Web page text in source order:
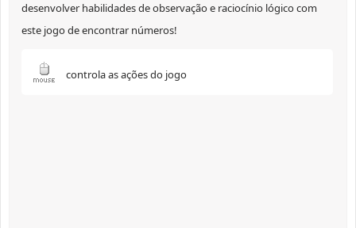
desenvolver habilidades de observação e raciocínio lógico com
este jogo de encontrar números!
controla as ações do jogo